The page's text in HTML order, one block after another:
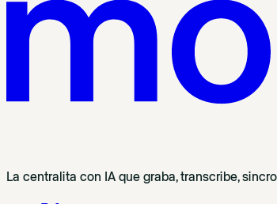
La centralita con IA que graba, transcribe,